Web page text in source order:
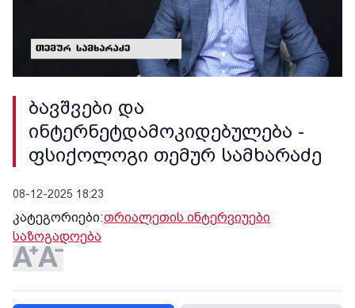
ბავშვები და
ინტერნეტდამოკიდებულება -
ფსიქოლოგი თემურ სამხარაძე
08-12-2025 18:23
კატეგორიები:თრიალეთის ინტერვიუები
საზოგადოება